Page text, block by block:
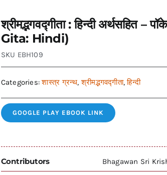
श्रीमद्भगवद्गीता : हिन्दी
Gita: Hindi)
SKU EBH109
Categories:शास्त्र ग्रन्थ,श्रीमद्भगवद्गीता,हिन्दी
GOOGLE PLAY EBOOK LINK
Contributors Bhagawan Sri